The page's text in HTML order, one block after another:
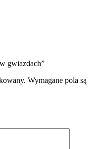
gwiazdach”
Wymagane pola są